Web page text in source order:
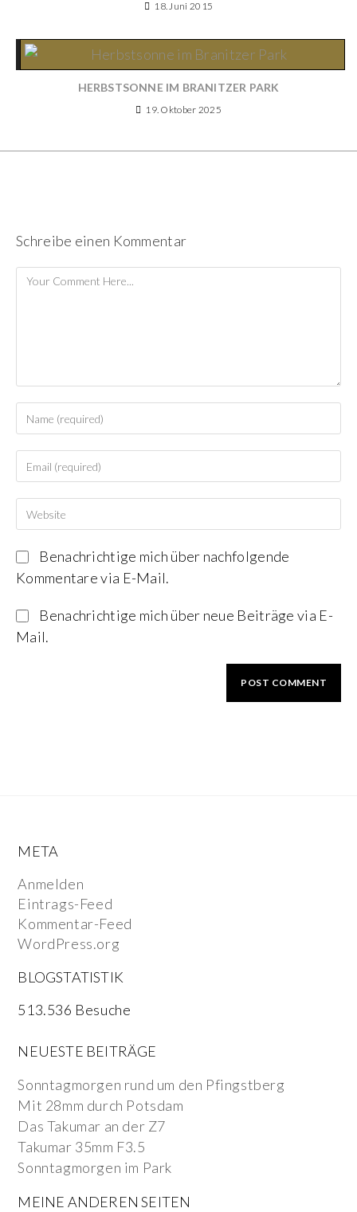
18. Juni 2015
HERBSTSONNE IM BRANITZER PARK
19. Oktober 2025
Schreibe einen Kommentar
Benachrichtige mich über nachfolgende
Kommentare via E-Mail.
Benachrichtige mich über neue Beiträge via E-
Mail.
META
Anmelden
Eintrags-Feed
Kommentar-Feed
WordPress.org
BLOGSTATISTIK
513.536 Besuche
NEUESTE BEITRÄGE
Sonntagmorgen rund um den Pfingstberg
Mit 28mm durch Potsdam
Das Takumar an der Z7
Takumar 35mm F3.5
Sonntagmorgen im Park
MEINE ANDEREN SEITEN